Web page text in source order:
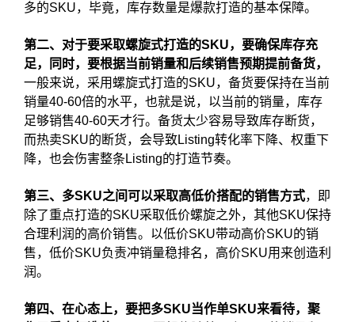
多的SKU，毕竟，库存数量是爆款打造的基本保障。
第二、对于要采取螺旋式打造的SKU，要确保库存充
足，同时，要根据当前销量和后续销售预期提前备货，
一般来说，采用螺旋式打造的SKU，备货要保持在当前
销量40-60倍的水平，也就是说，以当前的销量，库存
足够销售40-60天才行。备货太少容易导致库存断货，
而热卖SKU的断货，会导致Listing转化率下降、权重下
降，也会伤害整条Listing的打造节奏。
第三、多SKU之间可以采取高低价搭配的销售方式，即
除了重点打造的SKU采取低价螺旋之外，其他SKU保持
合理利润的高价销售。以低价SKU带动高价SKU的销
售，低价SKU负责冲销量稳排名，高价SKU用来创造利
润。
第四、在心态上，要把多SKU当作单SKU来看待，聚